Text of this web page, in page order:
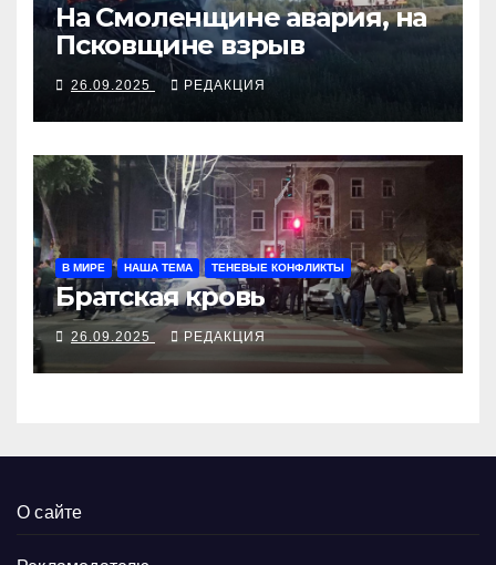
На Смоленщине авария, на
Псковщине взрыв
26.09.2025 РЕДАКЦИЯ
В МИРЕ НАША ТЕМА ТЕНЕВЫЕ КОНФЛИКТЫ
Братская кровь
26.09.2025 РЕДАКЦИЯ
О сайте